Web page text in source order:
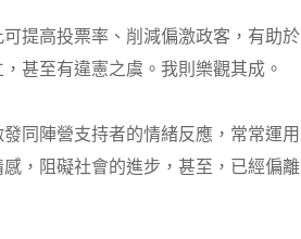
提高投票率、削減偏激政客，有助於
甚至有違憲之虞。我則樂觀其成。
同陣營支持者的情緒反應，常常運用
，阻礙社會的進步，甚至，已經偏離